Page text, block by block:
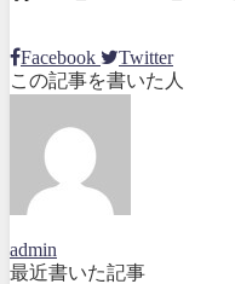
Facebook
Twitter
この記事を書いた人
admin
最近書いた記事